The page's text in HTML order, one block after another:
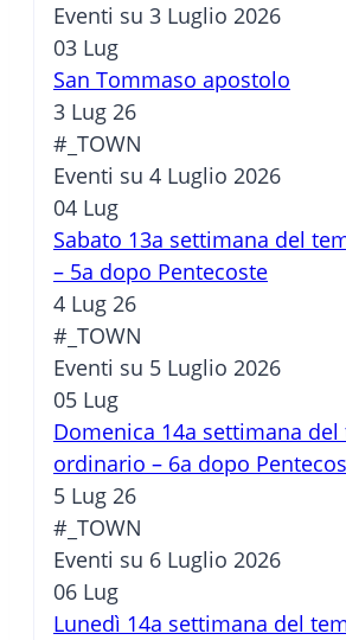
Eventi su 3 Luglio 2026
03 Lug
San Tommaso apostolo
3 Lug 26
#_TOWN
Eventi su 4 Luglio 2026
04 Lug
Sabato 13a settimana del
– 5a dopo Pentecoste
4 Lug 26
#_TOWN
Eventi su 5 Luglio 2026
05 Lug
Domenica 14a settimana
ordinario – 6a dopo
5 Lug 26
#_TOWN
Eventi su 6 Luglio 2026
06 Lug
Lunedì 14a settimana del